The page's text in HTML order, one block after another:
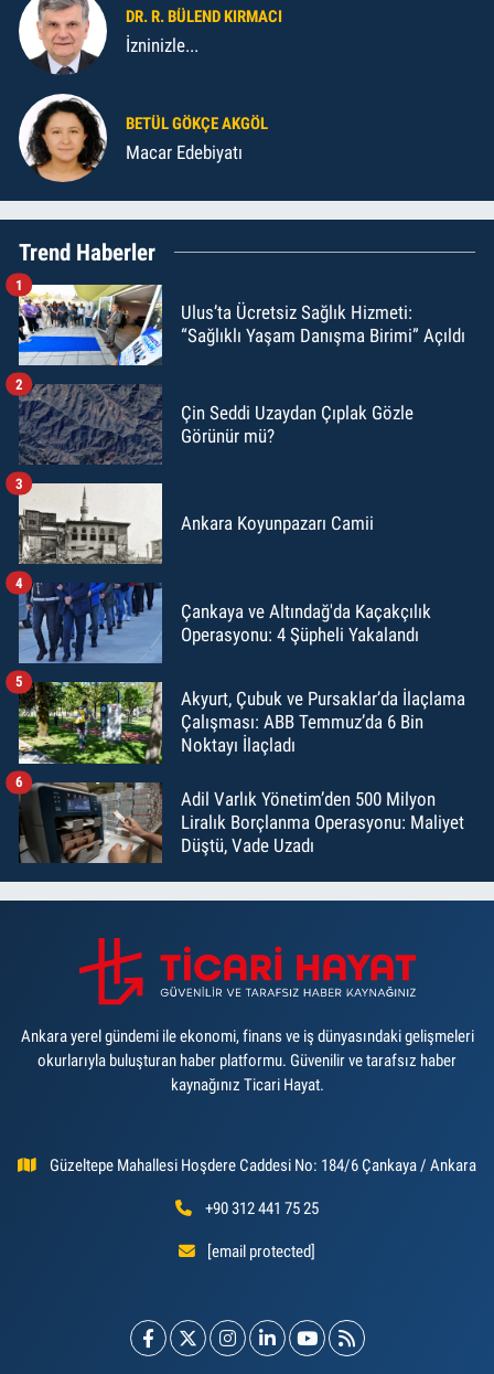
DR. R. BÜLEND KIRMACI
İzninizle...
BETÜL GÖKÇE AKGÖL
Macar Edebiyatı
Trend Haberler
Ulus’ta Ücretsiz Sağlık Hizmeti:
“Sağlıklı Yaşam Danışma Birimi” Açıldı
1
Çin Seddi Uzaydan Çıplak Gözle
Görünür mü?
2
Ankara Koyunpazarı Camii
3
Çankaya ve Altındağ'da Kaçakçılık
Operasyonu: 4 Şüpheli Yakalandı
4
Akyurt, Çubuk ve Pursaklar’da İlaçlama
Çalışması: ABB Temmuz’da 6 Bin
Noktayı İlaçladı
5
Adil Varlık Yönetim’den 500 Milyon
Liralık Borçlanma Operasyonu: Maliyet
Düştü, Vade Uzadı
6
Ankara yerel gündemi ile ekonomi, finans ve iş dünyasındaki gelişmeleri
okurlarıyla buluşturan haber platformu. Güvenilir ve tarafsız haber
kaynağınız Ticari Hayat.
Güzeltepe Mahallesi Hoşdere Caddesi No: 184/6 Çankaya / Ankara
+90 312 441 75 25
[email protected]